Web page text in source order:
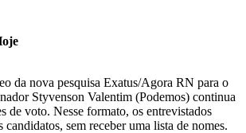
da nova pesquisa Exatus/Agora RN para o
Styvenson Valentim (Podemos) continua
de voto. Nesse formato, os entrevistados
candidatos, sem receber uma lista de nomes.